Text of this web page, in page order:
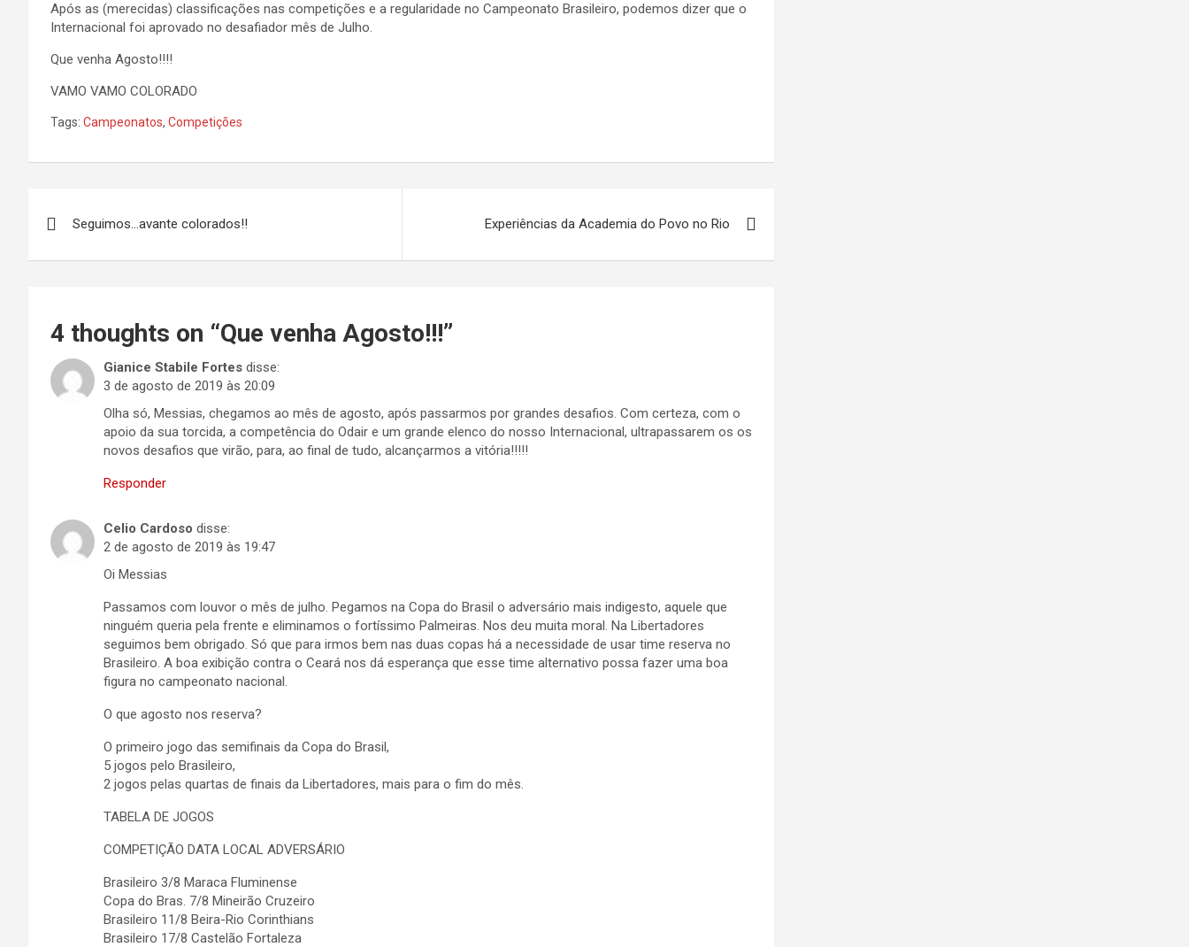
Após as (merecidas) classificações nas competições e a regularidade no Campeonato Brasileiro, podemos dizer que o
Internacional foi aprovado no desafiador mês de Julho.
Que venha Agosto!!!!
VAMO VAMO COLORADO
Tags: Campeonatos, Competições
de
Seguimos…avante colorados!! Experiências da Academia do Povo no Rio
4 thoughts on “Que venha Agosto!!!”
Gianice Stabile Fortes disse:
3 de agosto de 2019 às 20:09
Olha só, Messias, chegamos ao mês de agosto, após passarmos por grandes desafios. Com certeza, com o
apoio da sua torcida, a competência do Odair e um grande elenco do nosso Internacional, ultrapassarem os os
novos desafios que virão, para, ao final de tudo, alcançarmos a vitória!!!!!
Responder
Celio Cardoso disse:
2 de agosto de 2019 às 19:47
Oi Messias
Passamos com louvor o mês de julho. Pegamos na Copa do Brasil o adversário mais indigesto, aquele que
ninguém queria pela frente e eliminamos o fortíssimo Palmeiras. Nos deu muita moral. Na Libertadores
seguimos bem obrigado. Só que para irmos bem nas duas copas há a necessidade de usar time reserva no
Brasileiro. A boa exibição contra o Ceará nos dá esperança que esse time alternativo possa fazer uma boa
figura no campeonato nacional.
O que agosto nos reserva?
O primeiro jogo das semifinais da Copa do Brasil,
5 jogos pelo Brasileiro,
2 jogos pelas quartas de finais da Libertadores, mais para o fim do mês.
TABELA DE JOGOS
COMPETIÇÃO DATA LOCAL ADVERSÁRIO
Brasileiro 3/8 Maraca Fluminense
Copa do Bras. 7/8 Mineirão Cruzeiro
Brasileiro 11/8 Beira-Rio Corinthians
Brasileiro 17/8 Castelão Fortaleza